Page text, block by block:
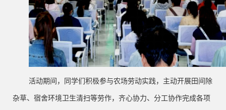
活动期间，同学们积极参与农场劳动实践，主动开展田间除
杂草、宿舍环境卫生清扫等劳作，齐心协力、分工协作完成各项